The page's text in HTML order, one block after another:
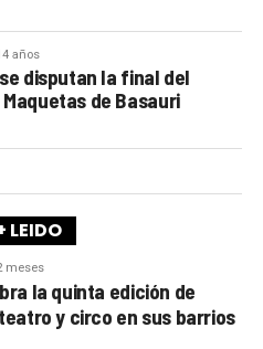
años
disputan la final del
de Basauri
LEIDO
meses
la quinta edición de
y circo en sus barrios